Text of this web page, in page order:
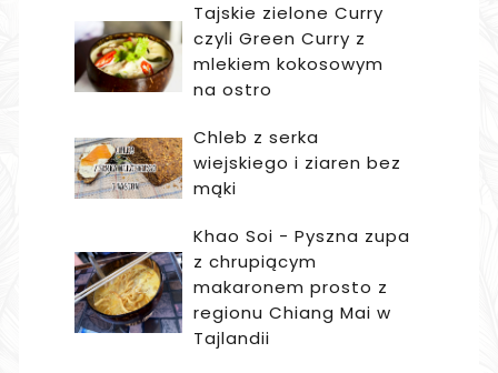
Tajskie zielone Curry
czyli Green Curry z
mlekiem kokosowym
na ostro
Chleb z serka
wiejskiego i ziaren bez
mąki
Khao Soi - Pyszna zupa
z chrupiącym
makaronem prosto z
regionu Chiang Mai w
Tajlandii